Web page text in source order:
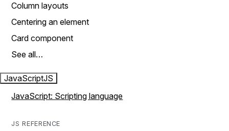
Column layouts
Centering an element
Card component
See all…
JavaScriptJS
JavaScript: Scripting language
JS REFERENCE